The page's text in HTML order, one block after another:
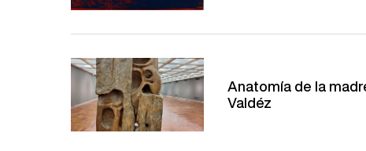
Anatomía de la
Valdéz